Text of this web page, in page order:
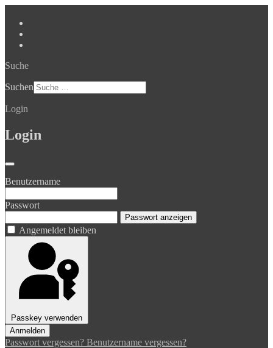
Suche
Suchen
Login
Login
Benutzername
Passwort
Passwort anzeigen
Angemeldet bleiben
Passkey verwenden
Anmelden
Passwort vergessen? Benutzername vergessen?